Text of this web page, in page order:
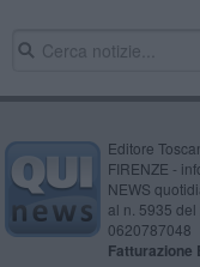
Editore
FIRENZE -
NEWS
al n. 5935 del
0620787048
Fatturazione